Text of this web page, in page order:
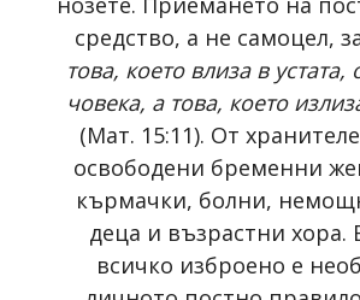
средство, а не самоцел,
това, което влиза в устата,
човека, а това, което
(Мат. 15:11). От
освободени бременни
кърмачки, болни,
деца и възрастни хора.
всичко изброено е